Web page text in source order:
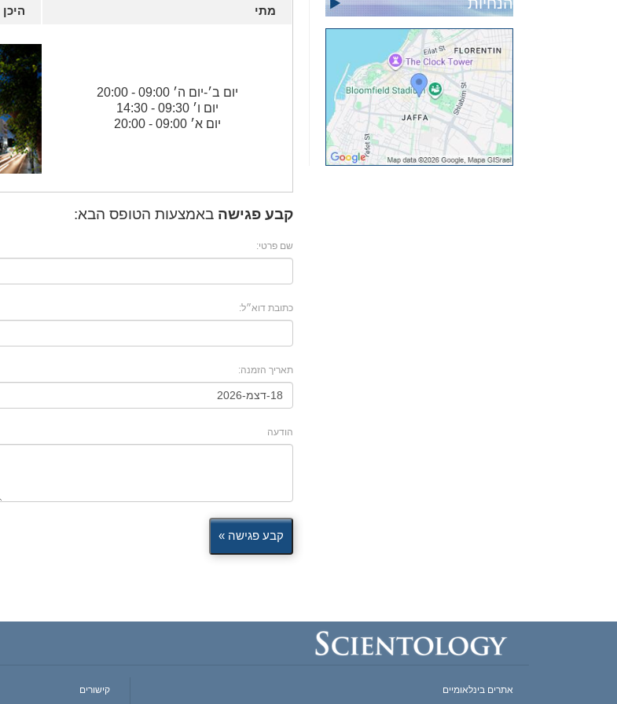
מתי היכן
יום ב׳-יום ה׳ 09:00 - 20:00
יום ו׳ 09:30 - 14:30
יום א׳ 09:00 - 20:00
קבע פגישה באמצעות הטופס הבא:
שם פרטי:
כתובת דוא״ל:
תאריך הזמנה:
הודעה
קבע פגישה »
אתרים בינלאומיים קישורים